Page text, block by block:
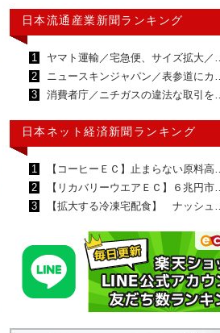
日本流通産業新聞ランキング
1
ヤマト運輸／宅急便、サイズ拡大／…
2
ニュースキンジャパン／表参道にカ…
3
消費者庁／ニチガスの違法な取引を…
日本ネット経済新聞ランキング
1
【コーヒーＥＣ】止まらない原料高…
2
【リカバリーウエアＥＣ】６兆円市…
3
【拡大する冷凍宅配食】 ナッシュ…